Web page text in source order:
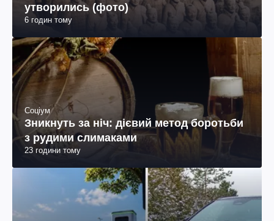
утворились (фото)
6 годин тому
Соціум
Зникнуть за ніч: дієвий метод боротьби
з рудими слимаками
23 години тому